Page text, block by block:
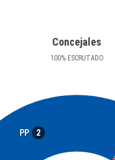
Concejales
100%ESCRUTADO
PP 2